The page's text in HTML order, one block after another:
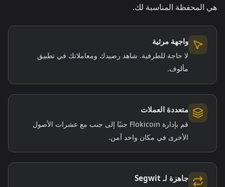
هي المحفظة المناسبة لك.
واجهة مرئية
لا حاجة للطرفية. شاهد رصيدك ومعاملاتك في تطبيق
مألوف.
متعددة العملات
قم بإدارة Flokicoin جنبًا إلى جنب مع عشرات الأصول
الأخرى في مكان واحد آمن.
جاهزة لـ Segwit